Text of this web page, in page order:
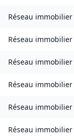
Réseau immobilier
Réseau immobilier
Réseau immobilier
Réseau immobilier
Réseau immobilier
Réseau immobilier